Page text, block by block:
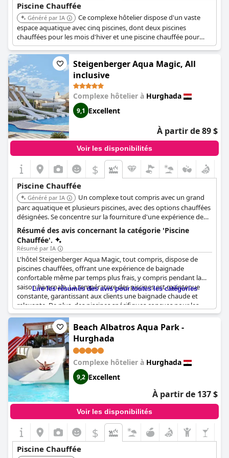
Piscine Chauffée
Généré par IA
Ce complexe hôtelier dispose d'un vaste
espace aquatique avec cinq piscines, dont deux piscines
chauffées pour les mois d'hiver et une piscine chauffée pour
enfants avec toboggans. La piscine à toboggans et la piscine
familiale sont également chauffées en hiver.
Steigenberger Aqua Magic, All
inclusive
Complexe hôtelier à Hurghada
9,1 Excellent
À partir de 89 $
Voir les disponibilités
$
Piscine Chauffée
Généré par IA
Un complexe tout compris avec un grand
parc aquatique et plusieurs piscines, avec des options chauffées
désignées. Se concentre sur la fourniture d'une expérience de
vacances complète et pratique.
Résumé des avis concernant la catégorie 'Piscine
Chauffée'.
Résumé par IA
L'hôtel Steigenberger Aqua Magic, tout compris, dispose de
piscines chauffées, offrant une expérience de baignade
confortable même par temps plus frais, y compris pendant la
saison hivernale. La température des piscines est maintenue
constante, garantissant aux clients une baignade chaude et
relaxante. De plus, des piscines spécifiques conçues pour les
jeunes enfants sont maintenues très chaudes, ce qui est idéal
pour les familles qui visitent le complexe. Dans l'ensemble, la
présence de piscines chauffées semble être une caractéristique
bien accueillie par les clients.
Lire les résumés des avis pour toutes les catégories
Beach Albatros Aqua Park -
Hurghada
Complexe hôtelier à Hurghada
9,2 Excellent
À partir de 137 $
Voir les disponibilités
$
Piscine Chauffée